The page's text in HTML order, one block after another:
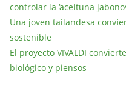
controlar la ‘aceituna
Una joven tailandesa
sostenible
El proyecto VIVALDI
biológico y piensos